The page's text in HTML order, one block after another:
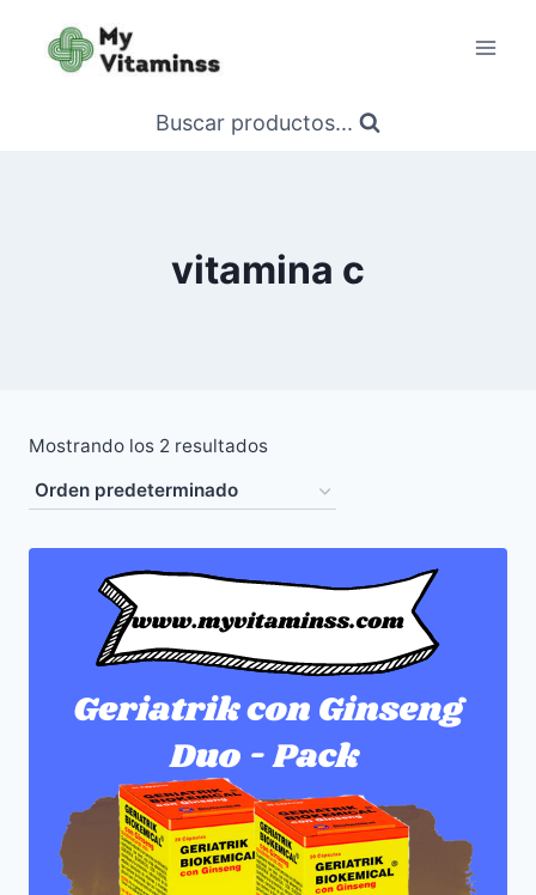
contenido
Buscar productos...
vitamina c
Mostrando los 2 resultados